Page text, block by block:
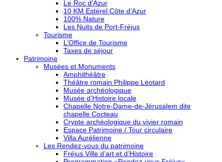
Le Roc d’Azur
10 KM Estérel Côte d’Azur
100% Nature
Les Nuits de Port-Fréjus
Tourisme
L’Office de Tourisme
Taxes de séjour
Patrimoine
Musées et Monuments
Amphithéâtre
Théâtre romain Philippe Léotard
Musée archéologique
Musée d’Histoire locale
Chapelle Notre-Dame-de-Jérusalem dite
chapelle Cocteau
Crypte archéologique du vivier romain
Espace Patrimoine / Tour circulaire
Villa Aurélienne
Les Rendez-vous du patrimoine
Fréjus Ville d’art et d’Histoire